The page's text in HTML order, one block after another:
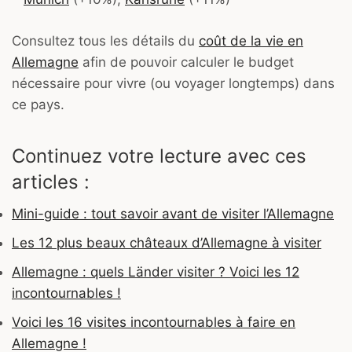
Consultez tous les détails du coût de la vie en
Allemagne afin de pouvoir calculer le budget
nécessaire pour vivre (ou voyager longtemps) dans
ce pays.
Continuez votre lecture avec ces
articles :
Mini-guide : tout savoir avant de visiter l’Allemagne
Les 12 plus beaux châteaux d’Allemagne à visiter
Allemagne : quels Länder visiter ? Voici les 12
incontournables !
Voici les 16 visites incontournables à faire en
Allemagne !